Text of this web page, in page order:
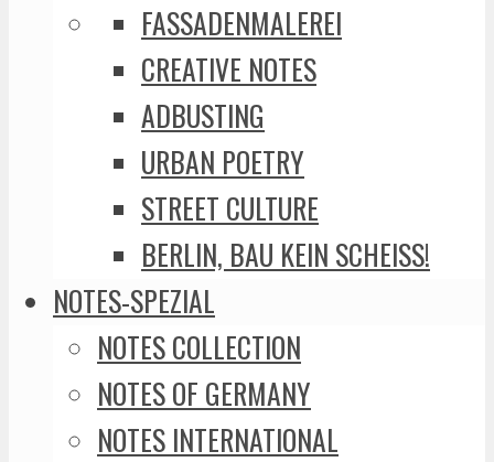
FASSADENMALEREI
CREATIVE NOTES
ADBUSTING
URBAN POETRY
STREET CULTURE
BERLIN, BAU KEIN SCHEISS!
NOTES-SPEZIAL
NOTES COLLECTION
NOTES OF GERMANY
NOTES INTERNATIONAL